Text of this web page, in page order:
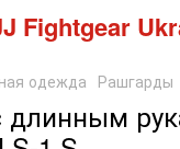
Fightgear
одежда Рашгарды
длинным